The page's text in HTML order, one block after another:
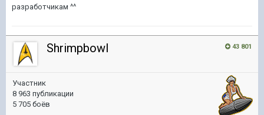
разработчикам ^^
43 801
Shrimpbowl
Участник
8 963 публикации
5 705 боёв